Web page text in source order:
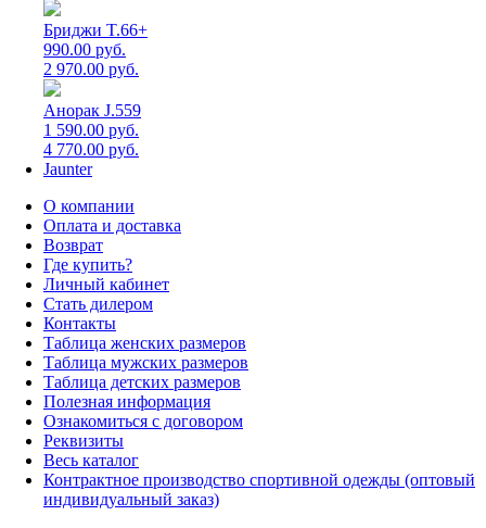
Бриджи T.66+
990.00 руб.
2 970.00 руб.
Анорак J.559
1 590.00 руб.
4 770.00 руб.
Jaunter
О компании
Оплата и доставка
Возврат
Где купить?
Личный кабинет
Стать дилером
Контакты
Таблица женских размеров
Таблица мужских размеров
Таблица детских размеров
Полезная информация
Ознакомиться с договором
Реквизиты
Весь каталог
Контрактное производство спортивной одежды (оптовый
индивидуальный заказ)